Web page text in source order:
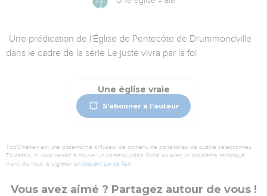
Une prédication de l'Église de Pentecôte de Drummondville
dans le cadre de la série Le juste vivra par la foi
Une église vraie
S'abonner à l'auteur
TopChrétien est une plate-forme diffuseur de contenu de partenaires de qualité sélectionnés.
Toutefois, si vous veniez à trouver un contenu vidéo illicite ou avec un problème technique,
merci de nous le signaler en cliquant sur ce lien.
Vous avez aimé ? Partagez autour de vous !